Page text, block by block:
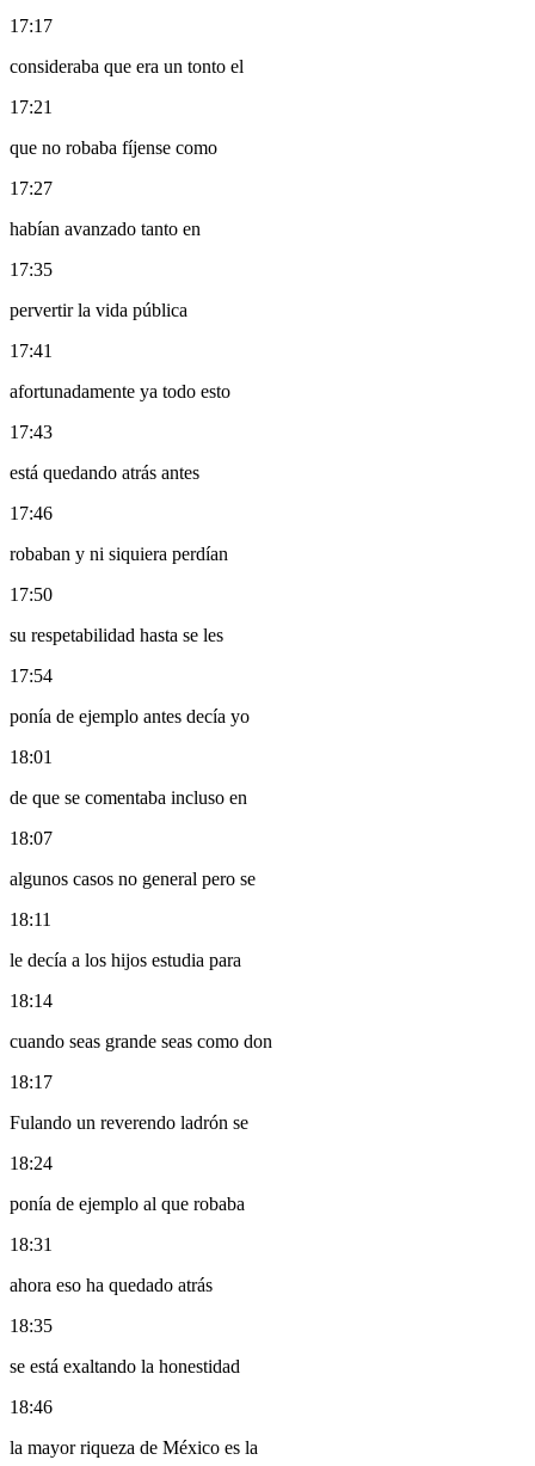
17:17
consideraba que era un tonto el
17:21
que no robaba fíjense como
17:27
habían avanzado tanto en
17:35
pervertir la vida pública
17:41
afortunadamente ya todo esto
17:43
está quedando atrás antes
17:46
robaban y ni siquiera perdían
17:50
su respetabilidad hasta se les
17:54
ponía de ejemplo antes decía yo
18:01
de que se comentaba incluso en
18:07
algunos casos no general pero se
18:11
le decía a los hijos estudia para
18:14
cuando seas grande seas como don
18:17
Fulando un reverendo ladrón se
18:24
ponía de ejemplo al que robaba
18:31
ahora eso ha quedado atrás
18:35
se está exaltando la honestidad
18:46
la mayor riqueza de México es la